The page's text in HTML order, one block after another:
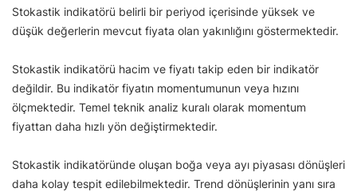
Stokastik indikatörü belirli bir periyod içerisinde yüksek ve
düşük değerlerin mevcut fiyata olan yakınlığını göstermektedir.
Stokastik indikatörü hacim ve fiyatı takip eden bir indikatör
değildir. Bu indikatör fiyatın momentumunun veya hızını
ölçmektedir. Temel teknik analiz kuralı olarak momentum
fiyattan daha hızlı yön değiştirmektedir.
Stokastik indikatöründe oluşan boğa veya ayı piyasası dönüşleri
daha kolay tespit edilebilmektedir. Trend dönüşlerinin yanı sıra